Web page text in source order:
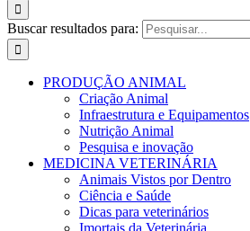
Buscar resultados para:
PRODUÇÃO ANIMAL
Criação Animal
Infraestrutura e Equipamentos
Nutrição Animal
Pesquisa e inovação
MEDICINA VETERINÁRIA
Animais Vistos por Dentro
Ciência e Saúde
Dicas para veterinários